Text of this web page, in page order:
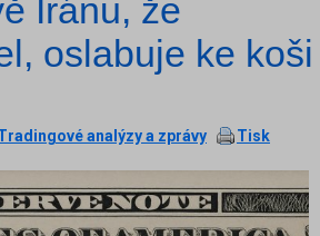
Íránu, že
oslabuje ke koši
analýzy a zprávy Tisk